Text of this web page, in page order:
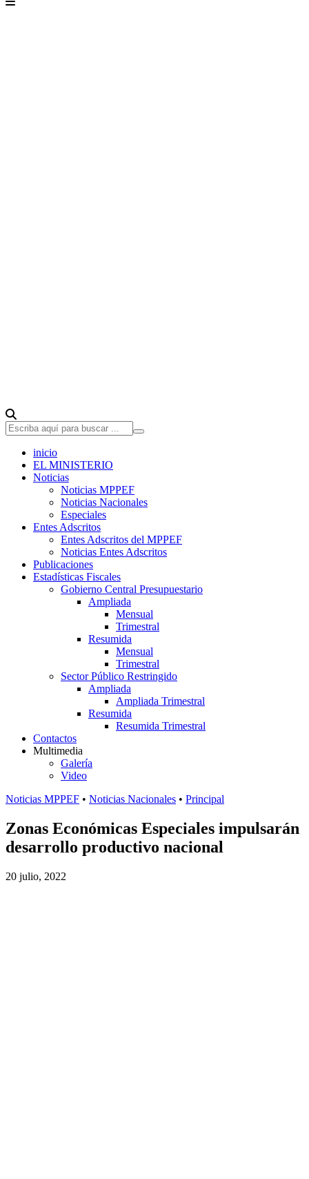
inicio
EL MINISTERIO
Noticias
Noticias MPPEF
Noticias Nacionales
Especiales
Entes Adscritos
Entes Adscritos del MPPEF
Noticias Entes Adscritos
Publicaciones
Estadísticas Fiscales
Gobierno Central Presupuestario
Ampliada
Mensual
Trimestral
Resumida
Mensual
Trimestral
Sector Público Restringido
Ampliada
Ampliada Trimestral
Resumida
Resumida Trimestral
Contactos
Multimedia
Galería
Video
Noticias MPPEF • Noticias Nacionales • Principal
Zonas Económicas Especiales impulsarán
desarrollo productivo nacional
20 julio, 2022